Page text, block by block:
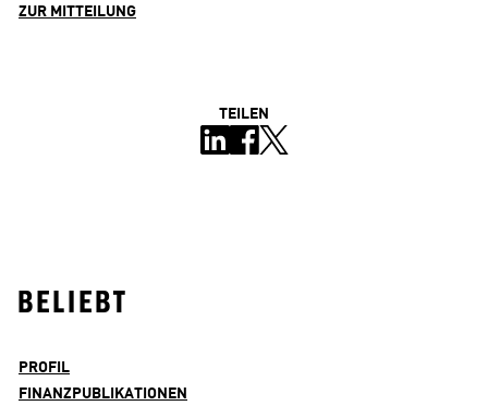
ZUR MITTEILUNG
TEILEN
BELIEBT
PROFIL
FINANZPUBLIKATIONEN